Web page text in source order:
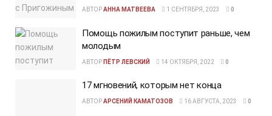
АВТОРАННА МАТВЕЕВА 1 СЕНТЯБРЯ, 2023 0
Помощь пожилым поступит раньше, чем
молодым
АВТОР ПЁТР ЛЕВСКИЙ 14 ОКТЯБРЯ, 2022 0
17 мгновений, которым нет конца
АВТОРАРСЕНИЙ КАМАТОЗОВ 16 АВГУСТА, 2023 0